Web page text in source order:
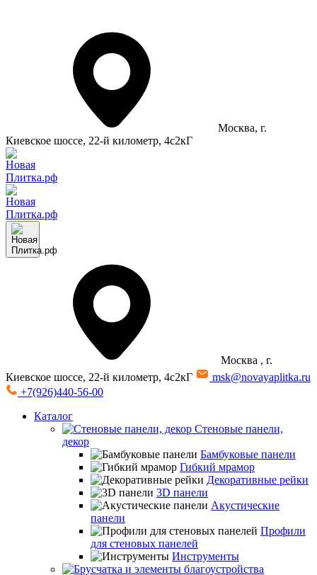
Москва, г.
Киевское шоссе, 22-й километр, 4с2кГ
Москва , г.
Киевское шоссе, 22-й километр, 4с2кГ
msk@novayaplitka.ru
+7(926)440-56-00
Каталог
Стеновые панели,
декор
Бамбуковые панели
Гибкий мрамор
Декоративные рейки
3D панели
Акустические
панели
Профили
для стеновых панелей
Инструменты